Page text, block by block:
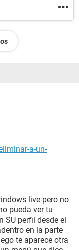
a-un-
live pero no
pueda ver tu
SU perfil desde el
en la parte
te aparece otra